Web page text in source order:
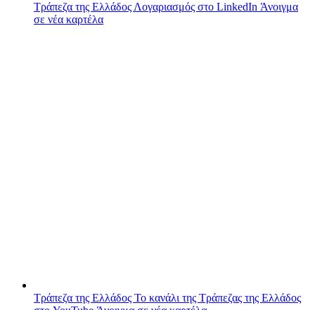
Τράπεζα της Ελλάδος Λογαριασμός στο LinkedIn Άνοιγμα
σε νέα καρτέλα
Τράπεζα της Ελλάδος Το κανάλι της Τράπεζας της Ελλάδος